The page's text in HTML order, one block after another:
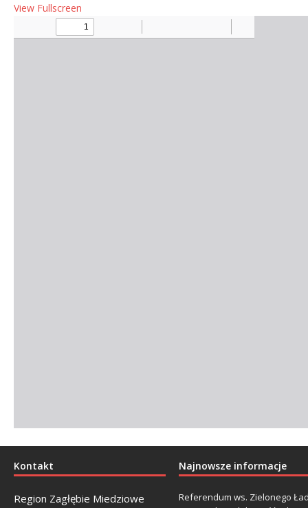
View Fullscreen
Kontakt
Region Zagłębie Miedziowe
Najnowsze informacje
Referendum ws. Zielonego